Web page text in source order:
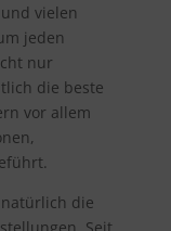
vielen
jeden
nur
die beste
vor allem
die